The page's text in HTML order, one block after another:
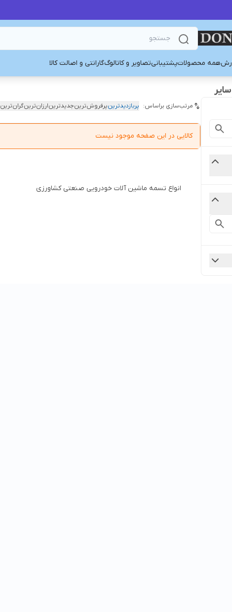
همه محصولاتپشتیبانیتصاویر و کاتالوگگارانتی و اصالت کالا
مرتب‌سازی براساس: پربازدیدترینپرفروش‌ترینجدیدترینارزان‌ترینگران‌ترین
کالایی در این صفحه موجود نیست
انواع تسمه ماشین آلات خودرویی صنعتی کشاورزی